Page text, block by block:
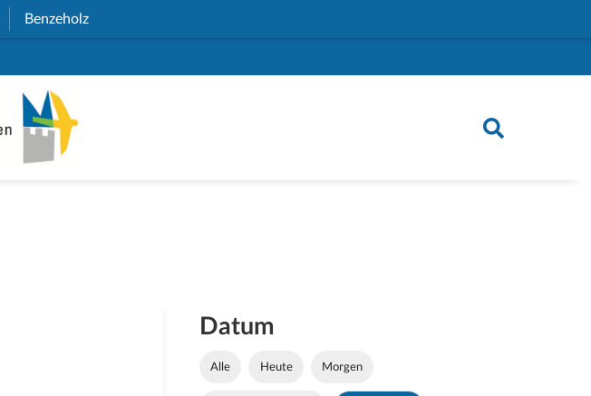
(External Link)
Benzeholz(External Link)
Datum
Alle Heute Morgen